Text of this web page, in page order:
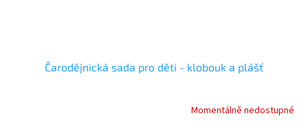
Čarodějnická sada pro děti - klobouk a plášť
Momentálně nedostupné